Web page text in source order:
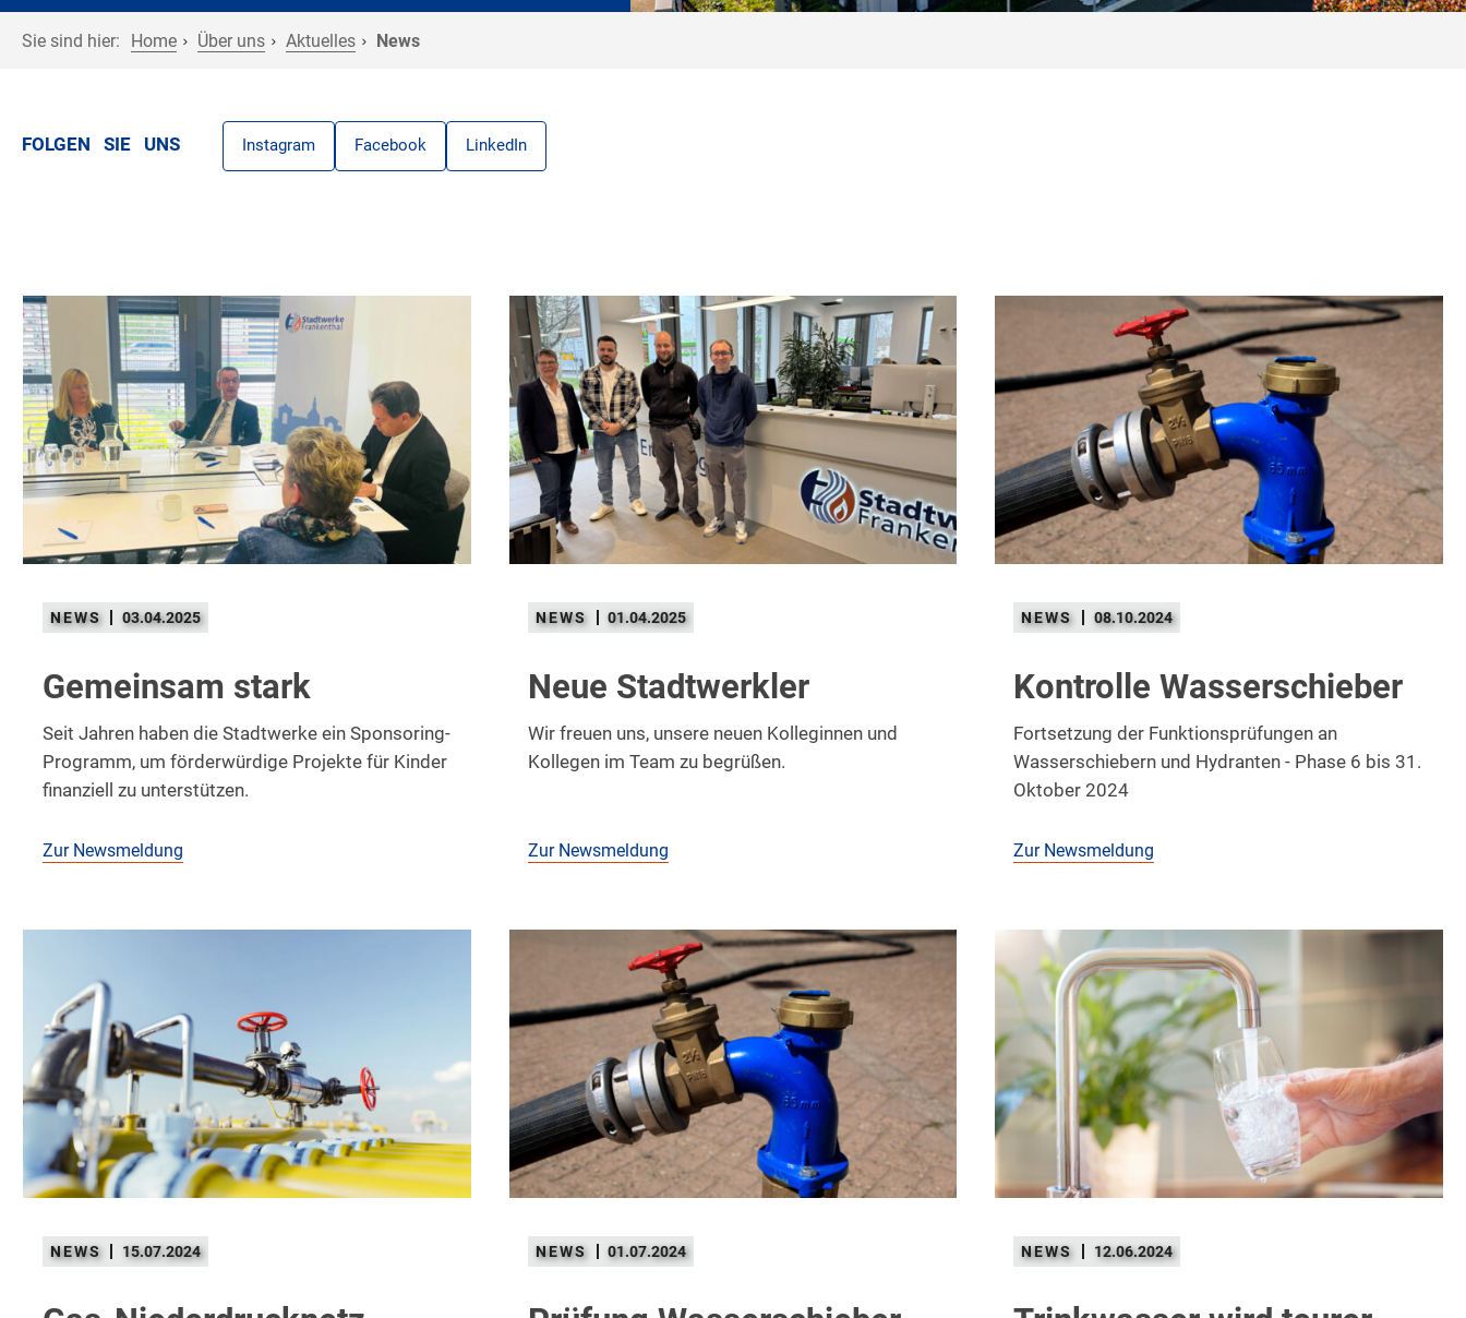
Sie sind hier: Home Über uns Aktuelles News
FOLGEN SIE UNS Instagram Facebook LinkedIn
Gemeinsam stark
Seit Jahren haben die Stadtwerke ein Sponsoring-
Programm, um förderwürdige Projekte für Kinder
finanziell zu unterstützen.
03.04.2025
Zur Newsmeldung
Neue Stadtwerkler
Wir freuen uns, unsere neuen Kolleginnen und
Kollegen im Team zu begrüßen.
01.04.2025
Zur Newsmeldung
Kontrolle Wasserschieber
Fortsetzung der Funktionsprüfungen an
Wasserschiebern und Hydranten - Phase 6 bis 31.
Oktober 2024
08.10.2024
Zur Newsmeldung
15.07.2024 01.07.2024 12.06.2024